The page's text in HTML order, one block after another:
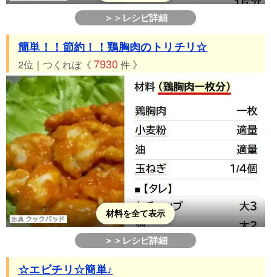
48位 つくれぽ146件 ぶなしめじと柔らか肉団子のケチャップ煮
49位 つくれぽ141件 みんな大好き ケチャップ甘酢あんの天津
飯
50位 つくれぽ140件 トマトケチャップで給食の味ポークビーン
ズ
51位 つくれぽ137件 ケチャップで✿簡単ミネストローネ風スー
プ
52位 つくれぽ113件 圧力鍋で簡単♪ケチャップでロールキャベ
ツ
53位 つくれぽ60件 ケチャップで！キャベツ納豆卵丼
54位 つくれぽ59件 簡単！豚ヒレ肉のケチャップ焼き
55位 つくれぽ56件 ケチャップで♪子供大好きポークビーンズ
☆
56位 つくれぽ43件 大量消費!!きゅうりのケチャップ炒め✿
57位 つくれぽ31件 ＊ケチャップ味のかに玉＊（天津丼）
＞＞レシピ詳細
簡単！！節約！！鶏胸肉のトリチリ☆
2位｜つくれぽ《 7930 件 》
材料を全て表示
＞＞レシピ詳細
☆エビチリ☆簡単♪